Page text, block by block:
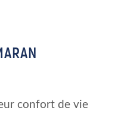
confort de vie